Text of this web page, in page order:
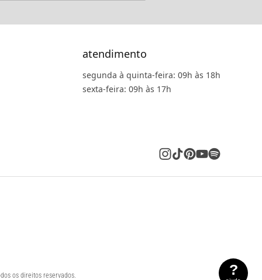
atendimento
segunda à quinta-feira: 09h às 18h
sexta-feira: 09h às 17h
os direitos reservados. ?